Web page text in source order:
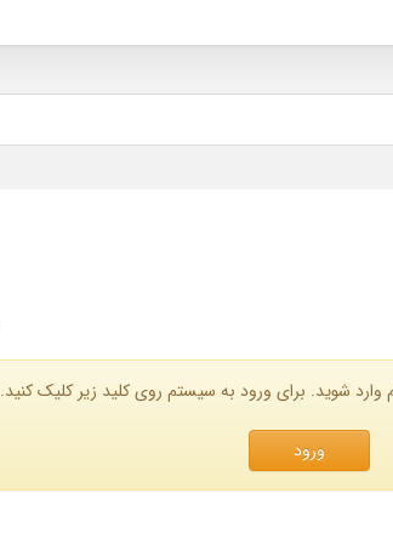
وارد شوید. برای ورود به سیستم روی کلید زیر کلیک کنید.
ورود